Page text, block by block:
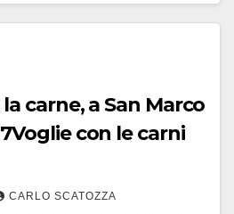
carne, a San Marco
con le carni
CARLO SCATOZZA